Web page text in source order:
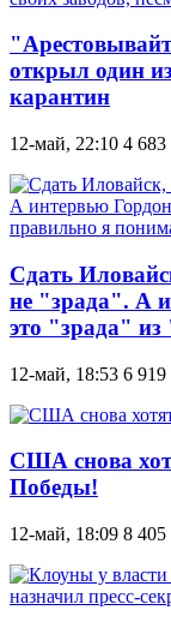
открыл один
карантин
12-май, 22:10 4 683
Сдать
не "зрада". А
это "зрада"
12-май, 18:53 6 919
США снова
Победы!
12-май, 18:09 8 405